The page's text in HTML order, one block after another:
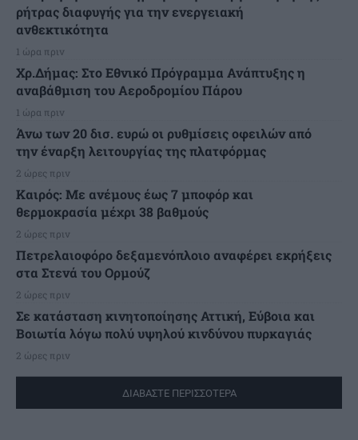
ρήτρας διαφυγής για την ενεργειακή
ανθεκτικότητα
1 ώρα πριν
Χρ.Δήμας: Στο Εθνικό Πρόγραμμα Ανάπτυξης η
αναβάθμιση του Αεροδρομίου Πάρου
1 ώρα πριν
Άνω των 20 δισ. ευρώ οι ρυθμίσεις οφειλών από
την έναρξη λειτουργίας της πλατφόρμας
2 ώρες πριν
Καιρός: Με ανέμους έως 7 μποφόρ και
θερμοκρασία μέχρι 38 βαθμούς
2 ώρες πριν
Πετρελαιοφόρο δεξαμενόπλοιο αναφέρει εκρήξεις
στα Στενά του Ορμούζ
2 ώρες πριν
Σε κατάσταση κινητοποίησης Αττική, Εύβοια και
Βοιωτία λόγω πολύ υψηλού κινδύνου πυρκαγιάς
2 ώρες πριν
ΔΙΑΒΑΣΤΕ ΠΕΡΙΣΣΟΤΕΡΑ